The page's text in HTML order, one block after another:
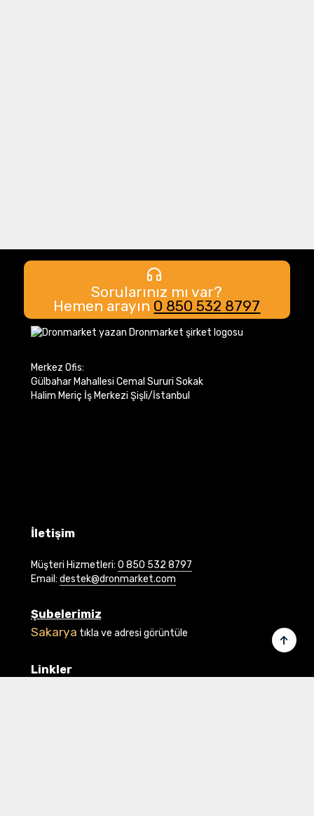
Sorularınız mı var?
Hemen arayın 0 850 532 8797
Merkez Ofis:
Gülbahar Mahallesi Cemal Sururi Sokak
Halim Meriç İş Merkezi Şişli/İstanbul
İletişim
Müşteri Hizmetleri: 0 850 532 8797
Email: destek@dronmarket.com
Şubelerimiz
Sakarya tıkla ve adresi görüntüle
Linkler